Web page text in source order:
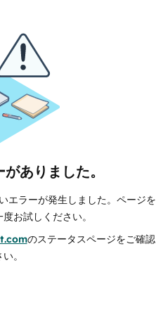
ありました。
エラーが発生しました。ページを
お試しください。
のステータスページをご確認
。